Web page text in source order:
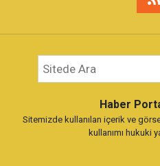
Haber
Sitemizde kullanılan içerik ve
kullanımı hukuki